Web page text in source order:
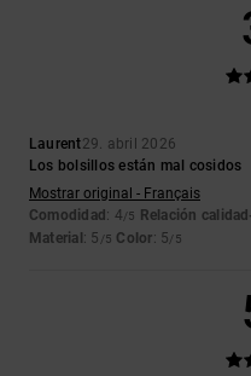
Laurent29. abril 2026
Los bolsillos están mal cosidos
Mostrar original - Français
Comodidad : 4/5 Relación
Material : 5 /5 Color: 5/5